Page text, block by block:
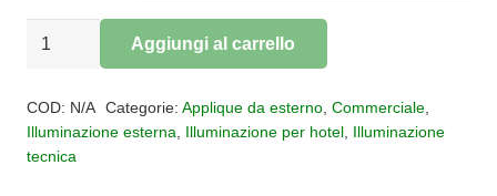
Applique
GANT
quantità
Aggiungi al carrello
COD: N/A Categorie: Applique da esterno, Commerciale,
Illuminazione esterna
Illuminazione per hotel Illuminazione
tecnica